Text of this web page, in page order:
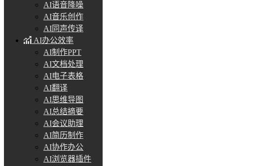
AI语音降噪
AI音乐创作
AI同声传译
AI办公效率
AI制作PPT
AI文档处理
AI电子表格
AI翻译
AI思维导图
AI总结摘要
AI会议助理
AI简历制作
AI协作办公
AI浏览器插件